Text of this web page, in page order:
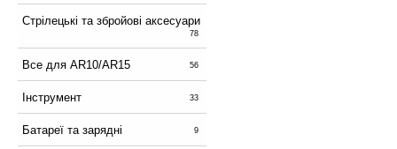
Стрілецькі та збройові аксесуари
78
Все для AR10/AR15 56
Інструмент 33
Батареї та зарядні 9